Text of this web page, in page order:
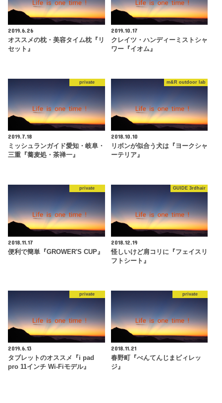
2019.6.26
オススメの枕・美容タイム枕『リ
セット』
2019.10.17
クレイツ・ハンディーミストシャ
ワー『イオム』
private
2019.7.18
ミッシュランガイド愛知・岐阜・
三重『蕎麦処・茶禅一』
m&R outdoor lab
2018.10.10
リボンが似合う犬は『ヨークシャ
ーテリア』
private
2018.11.17
便利で簡単『GROWER'S CUP』
GUIDE 3rdhair
2018.12.19
怪しいけど肩コリに『フェイスリ
フトシート』
private
2019.6.13
タブレットのオススメ『i pad
pro 11インチ Wi-Fiモデル』
private
2018.11.21
春野町『べんてんじまビィレッ
ジ』